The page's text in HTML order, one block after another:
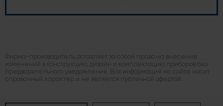
Фирма-производитель оставляет за собой право на внесение
изменений в конструкцию, дизайн и комплектацию приборов без
предварительного уведомления. Вся информация на сайте носит
справочный характер и не является публичной офертой.